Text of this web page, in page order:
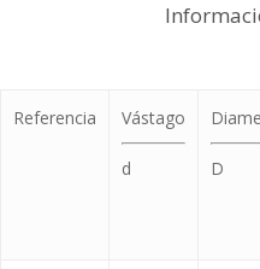
Referencia Vástago
d D